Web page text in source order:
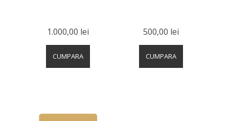
1.000,00 lei
CUMPARA
500,00 lei
CUMPARA